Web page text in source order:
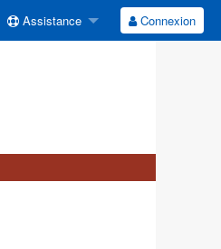
Assistance Connexion